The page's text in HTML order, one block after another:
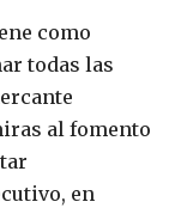
como
todas las
al fomento
en